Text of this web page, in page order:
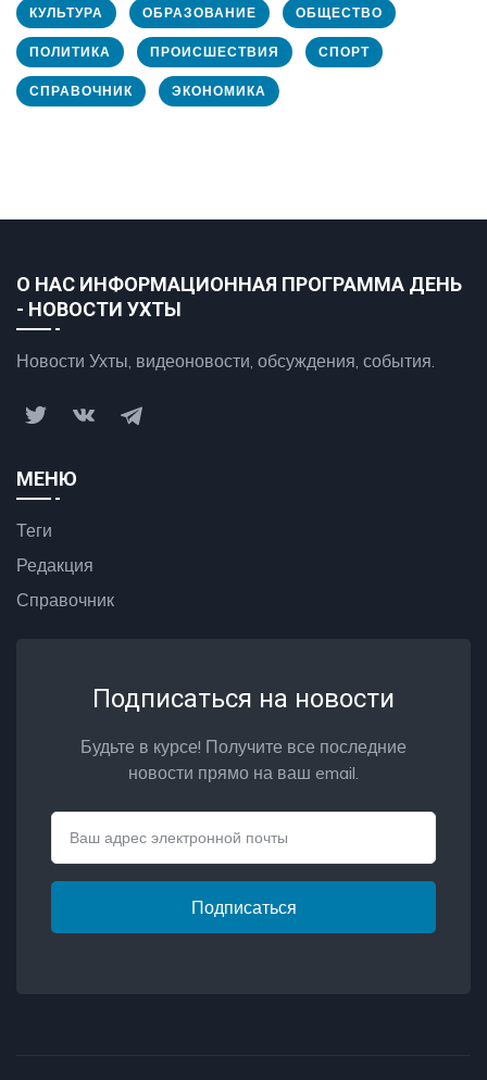
КУЛЬТУРА ОБРАЗОВАНИЕ ОБЩЕСТВО
ПОЛИТИКА ПРОИСШЕСТВИЯ СПОРТ
СПРАВОЧНИК ЭКОНОМИКА
О НАС ИНФОРМАЦИОННАЯ ПРОГРАММА ДЕНЬ
- НОВОСТИ УХТЫ
Новости Ухты, видеоновости, обсуждения, события.
МЕНЮ
Теги
Редакция
Справочник
Подписаться на новости
Будьте в курсе! Получите все последние
новости прямо на ваш email.
Подписаться